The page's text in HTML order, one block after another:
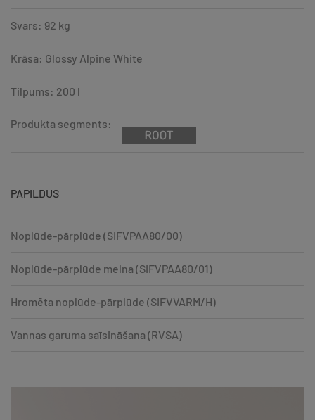
Svars: 92 kg
Krāsa: Glossy Alpine White
Tilpums: 200 l
Produkta segments:
PAPILDUS
Noplūde-pārplūde (SIFVPAA80/00)
Noplūde-pārplūde melna (SIFVPAA80/01)
Hromēta noplūde-pārplūde (SIFVVARM/H)
Vannas garuma saīsināšana (RVSA)